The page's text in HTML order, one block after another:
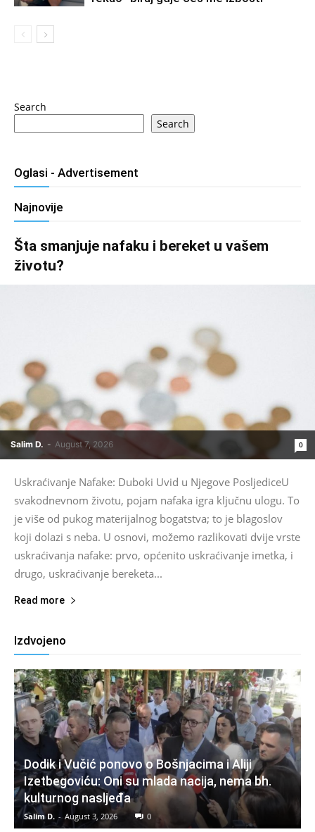
Search
Search
Oglasi - Advertisement
Najnovije
Šta smanjuje nafaku i bereket u vašem
životu?
Salim D. - August 7, 2026 0
Uskraćivanje Nafake: Duboki Uvid u Njegove PosljediceU
svakodnevnom životu, pojam nafaka igra ključnu ulogu. To
je više od pukog materijalnog bogatstva; to je blagoslov
koji dolazi s neba. U osnovi, možemo razlikovati dvije vrste
uskraćivanja nafake: prvo, općenito uskraćivanje imetka, i
drugo, uskraćivanje bereketa...
Read more
Izdvojeno
Dodik i Vučić ponovo o Bošnjacima i Aliji
Izetbegoviću: Oni su mlada nacija, nema bh.
kulturnog nasljeđa
Salim D. - August 3, 2026 0